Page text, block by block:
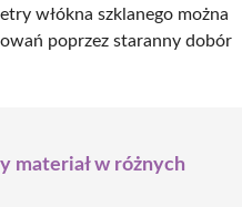
włókna szklanego można
poprzez staranny dobór
materiał w różnych